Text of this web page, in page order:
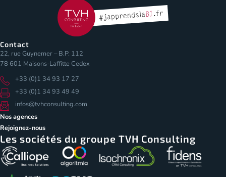
Contact
22, rue Guynemer – B.P. 112
78 601 Maisons-Laffitte Cedex
+33 (0)1 34 93 17 27
+33 (0)1 34 93 49 49
infos@tvhconsulting.com
Nos agences
Rejoignez-nous
Les sociétés du groupe TVH Consulting